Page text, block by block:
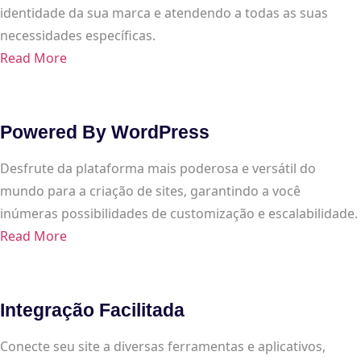
identidade da sua marca e atendendo a todas as suas
necessidades específicas.
Read More
Powered By WordPress
Desfrute da plataforma mais poderosa e versátil do
mundo para a criação de sites, garantindo a você
inúmeras possibilidades de customização e escalabilidade.
Read More
Integração Facilitada
Conecte seu site a diversas ferramentas e aplicativos,